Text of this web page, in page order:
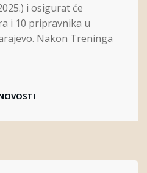
i osigurat će
i 10 pripravnika u
Nakon Treninga